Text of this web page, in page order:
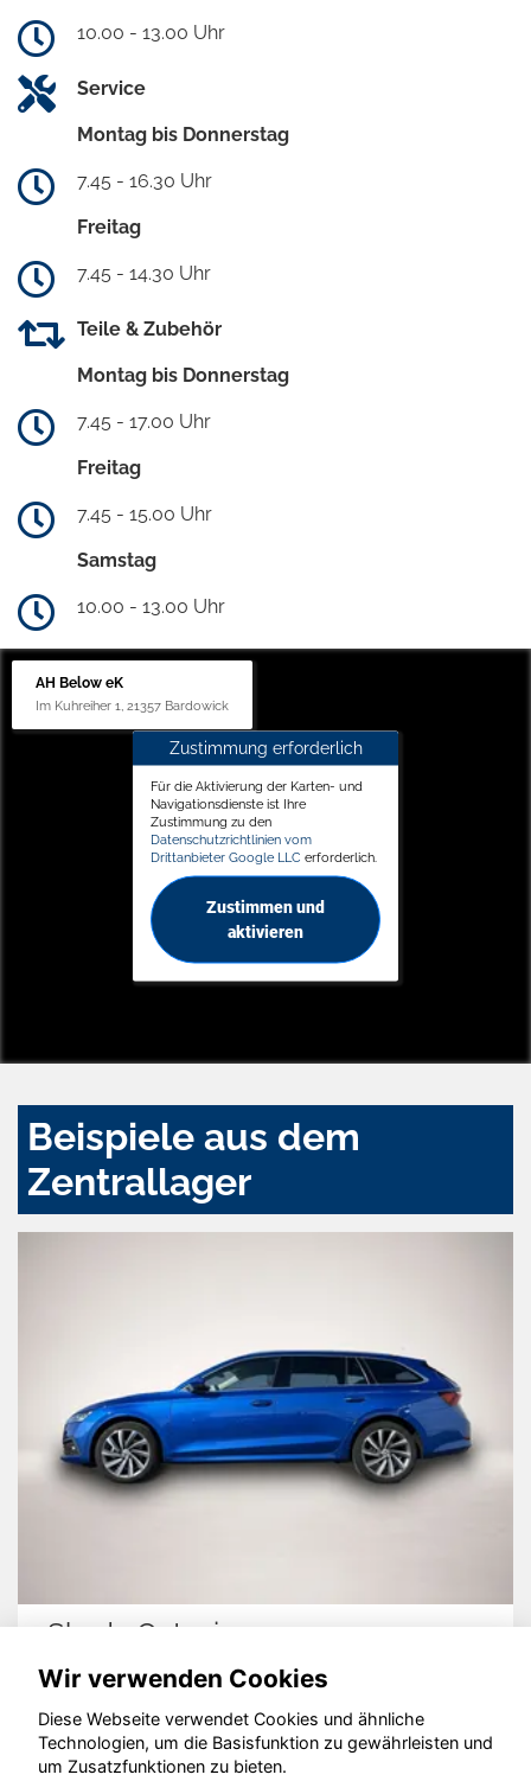
10.00 - 13.00 Uhr
Service
Montag bis Donnerstag
7.45 - 16.30 Uhr
Freitag
7.45 - 14.30 Uhr
Teile & Zubehör
Montag bis Donnerstag
7.45 - 17.00 Uhr
Freitag
7.45 - 15.00 Uhr
Samstag
10.00 - 13.00 Uhr
AH Below eK
Im Kuhreiher 1, 21357 Bardowick
Zustimmung erforderlich
Für die Aktivierung der Karten- und
Navigationsdienste ist Ihre
Zustimmung zu den
Datenschutzrichtlinien vom
Drittanbieter Google LLC erforderlich.
Zustimmen und
aktivieren
Beispiele aus dem
Zentrallager
Skoda Octavia
© konjunkturmotor.de GmbH 2020 - 2026
Wir verwenden Cookies
Diese Webseite verwendet Cookies und ähnliche
Technologien, um die Basisfunktion zu gewährleisten und
um Zusatzfunktionen zu bieten.